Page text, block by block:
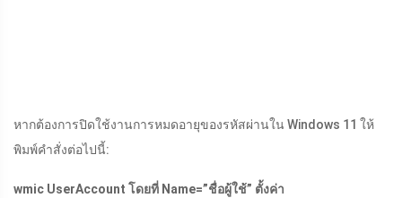
หากต้องการปิดใช้งานการหมดอายุของรหัสผ่านใน Windows 11 ให้
พิมพ์คำสั่งต่อไปนี้:
wmic UserAccount โดยที่ Name=”ชื่อผู้ใช้” ตั้งค่า